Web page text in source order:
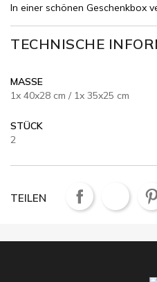
In einer schönen Geschenkbox
TECHNISCHE
MASSE
1x 40x28 cm / 1x 35x25 cm
STÜCK
2
TEILEN